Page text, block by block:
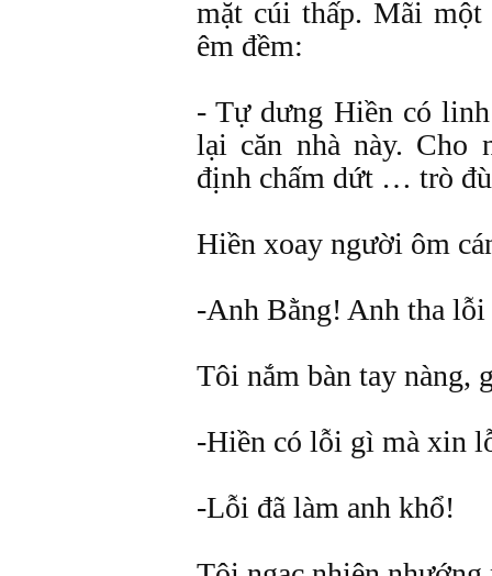
mặt cúi thấp. Mãi
êm đềm:
- Tự dưng Hiền có
lại căn nhà này. Cho
định chấm dứt … trò
Hiền xoay người ôm
-Anh Bằng! Anh tha
Tôi nắm bàn tay nàng,
-Hiền có lỗi gì mà xin
-Lỗi đã làm anh khổ!